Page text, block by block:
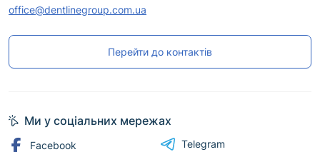
office@dentlinegroup.com.ua
Перейти до контактів
Ми у соціальних мережах
Facebook
Telegram